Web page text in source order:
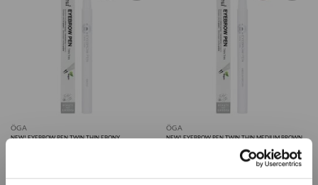
ÖGA
NEW! EYEBROW PEN TWIN THIN EBONY
ÖGA
NEW! EYEBROW PEN TWIN THIN MEDIUM BROWN